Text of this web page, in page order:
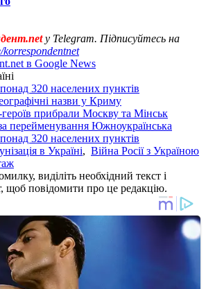
у Telegram. Підписуйтесь на
korrespondentnet
в Google News
320 населених пунктів
назви у Криму
прибрали Москву та Мінськ
перейменування Южноукраїнська
320 населених пунктів
в Україні, Війна Росії з Україною
виділіть необхідний текст і
щоб повідомити про це редакцію.